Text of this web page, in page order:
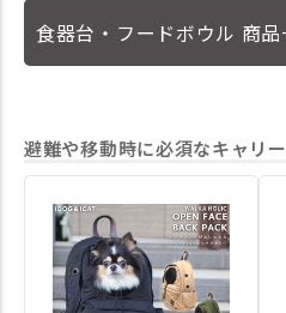
食器台・フードボウル 商
避難や移動時に必須なキャリ